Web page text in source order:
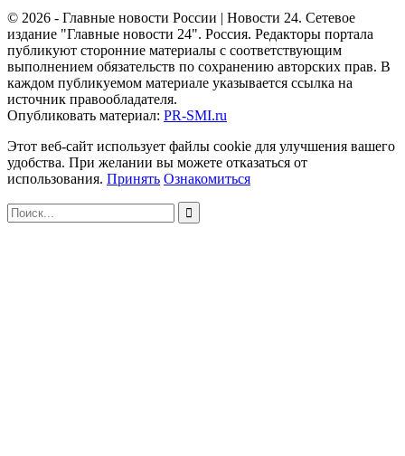
© 2026 - Главные новости России | Новости 24. Сетевое
издание "Главные новости 24". Россия. Редакторы портала
публикуют сторонние материалы с соответствующим
выполнением обязательств по сохранению авторских прав. В
каждом публикуемом материале указывается ссылка на
источник правообладателя.
Опубликовать материал: PR-SMI.ru
Этот веб-сайт использует файлы cookie для улучшения вашего
удобства. При желании вы можете отказаться от
использования. Принять Ознакомиться